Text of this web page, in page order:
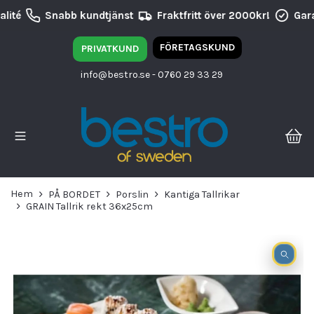
Snabb kundtjänst Fraktfritt över 2000kr!
PRIVATKUND FÖRETAGSKUND
info@bestro.se- 0760 29 33 29
Hem PÅ BORDET Porslin
Kantiga Tallrikar
GRAIN Tallrik rekt 36x25cm